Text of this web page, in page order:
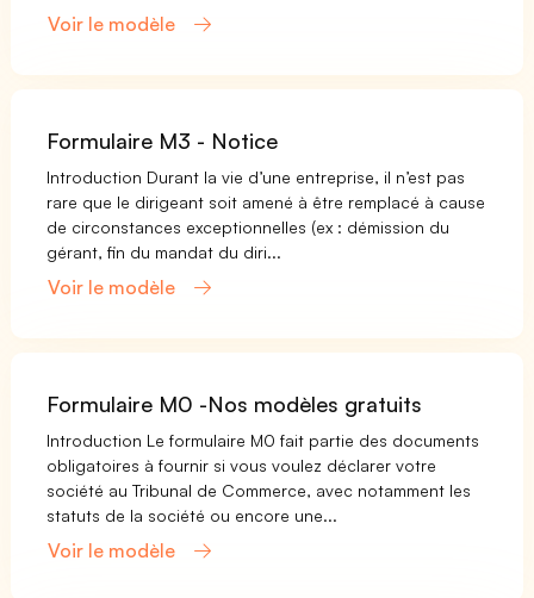
Voir le modèle
Formulaire M3 - Notice
Introduction Durant la vie d’une entreprise, il n’est pas
rare que le dirigeant soit amené à être remplacé à cause
de circonstances exceptionnelles (ex : démission du
gérant, fin du mandat du diri...
Voir le modèle
Formulaire M0 -Nos modèles gratuits
Introduction Le formulaire M0 fait partie des documents
obligatoires à fournir si vous voulez déclarer votre
société au Tribunal de Commerce, avec notamment les
statuts de la société ou encore une...
Voir le modèle